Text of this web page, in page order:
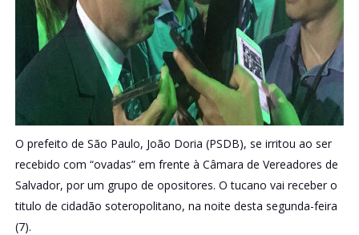
O prefeito de São Paulo, João Doria (PSDB), se irritou ao ser
recebido com “ovadas” em frente à Câmara de Vereadores de
Salvador, por um grupo de opositores. O tucano vai receber o
titulo de cidadão soteropolitano, na noite desta segunda-feira
(7).